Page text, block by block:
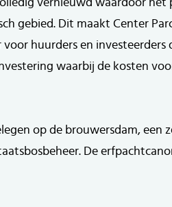
vernieuwd waardoor het
gebied. Dit maakt Center
huurders en investeerders
waarbij de kosten
op de brouwersdam, een
De